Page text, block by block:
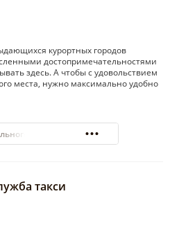
курортных городов
достопримечательностями
здесь. А чтобы с удовольствием
места, нужно максимально удобно
бесплатно
такси